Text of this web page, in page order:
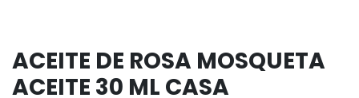
ACEITE DE ROSA MOSQUETA
ACEITE 30 ML CASA